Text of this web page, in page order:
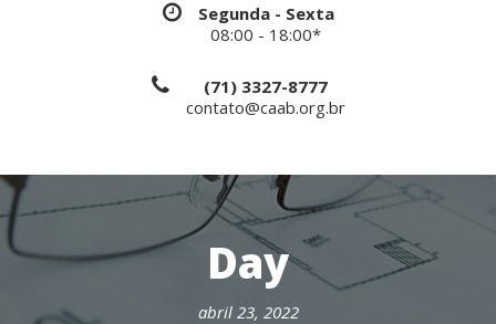
Segunda - Sexta
08:00 - 18:00*
(71) 3327-8777
contato@caab.org.br
Day
abril 23, 2022